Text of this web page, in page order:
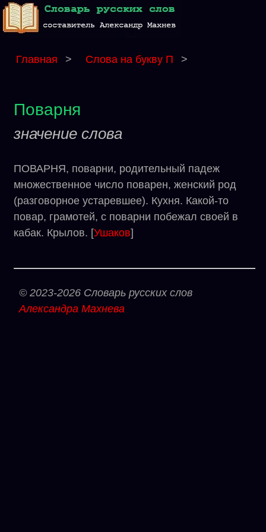
Главная > Слова на букву П >
Поварня
значение слова
ПОВАРНЯ, поварни, родительный падеж
множественное число поварен, женский род
(разговорное устаревшее). Кухня. Какой-то
повар, грамотей, с поварни побежал своей в
кабак. Крылов. [Ушаков]
© 2023-2026 Словарь русских слов
Александра Махнева